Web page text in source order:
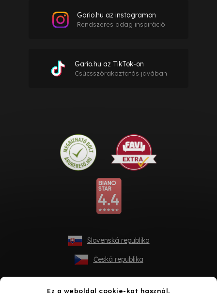
Ez a weboldal cookie-kat használ.
Gario.hu az instagramon
Rendszeres adag inspiráció
Gario.hu az TikTok-on
Csúcsszórakoztatás javában
Slovenská republika
Česká republika